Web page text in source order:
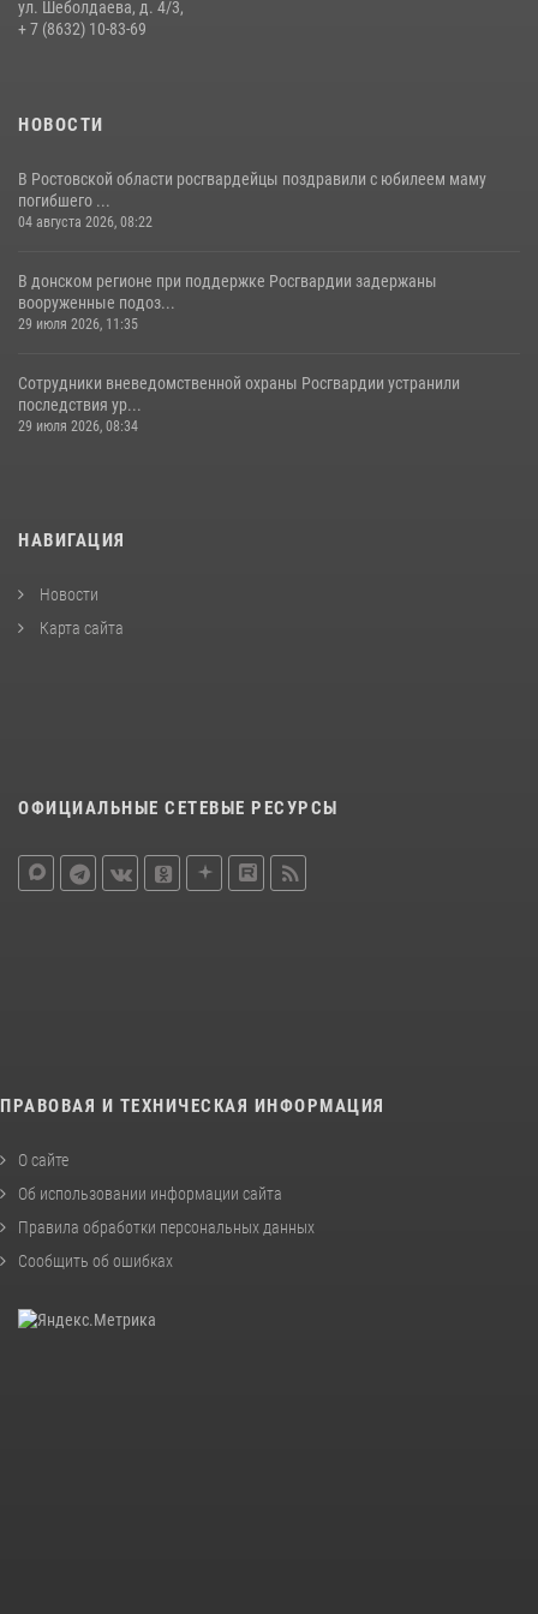
09 июля 2026, 13:58
ул. Шеболдаева, д. 4/3,
+ 7 (8632) 10-83-69
НОВОСТИ
В Ростовской области росгвардейцы поздравили с юбилеем маму
погибшего ...
04 августа 2026, 08:22
В донском регионе при поддержке Росгвардии задержаны
вооруженные подоз...
29 июля 2026, 11:35
Сотрудники вневедомственной охраны Росгвардии устранили
последствия ур...
29 июля 2026, 08:34
НАВИГАЦИЯ
Новости
Карта сайта
ОФИЦИАЛЬНЫЕ СЕТЕВЫЕ РЕСУРСЫ
ПРАВОВАЯ И ТЕХНИЧЕСКАЯ ИНФОРМАЦИЯ
О сайте
Об использовании информации сайта
Правила обработки персональных данных
Сообщить об ошибках